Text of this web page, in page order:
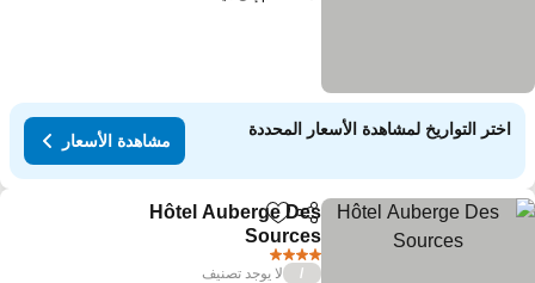
اختر التواريخ لمشاهدة الأسعار المحددة
مشاهدة الأسعار
مشاركةAdd to favorites
Hôtel Auberge Des
Sources
لا يوجد تصنيف